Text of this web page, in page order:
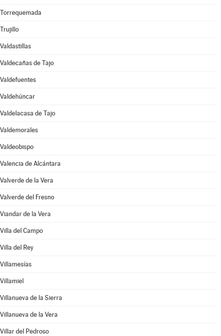
Torrequemada
Trujillo
Valdastillas
Valdecañas de Tajo
Valdefuentes
Valdehúncar
Valdelacasa de Tajo
Valdemorales
Valdeobispo
Valencia de Alcántara
Valverde de la Vera
Valverde del Fresno
Viandar de la Vera
Villa del Campo
Villa del Rey
Villamesías
Villamiel
Villanueva de la Sierra
Villanueva de la Vera
Villar del Pedroso